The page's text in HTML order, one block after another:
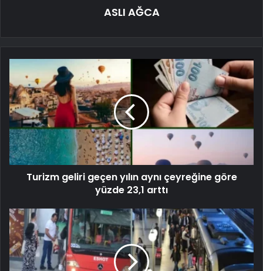
ASLI AĞCA
Turizm geliri geçen yılın aynı çeyreğine göre
yüzde 23,1 arttı